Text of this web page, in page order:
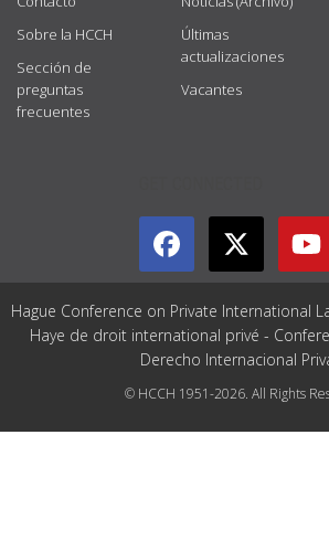
Sobre la HCCH
Sección de
preguntas
frecuentes
Últimas
actualizaciones
Vacantes
Hague Conference on Private International
Haye de droit international privé -
Derecho Internacional
© HCCH 1951-2026. All Rights